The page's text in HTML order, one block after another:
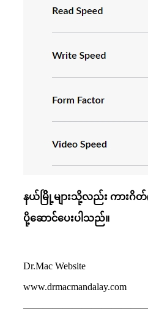
နယ်မြိို့များသို့လည်း ကားဂိတ်(
ပို့ဆောင်ပေးပါသည်။
Dr.Mac Website
www.drmacmandalay.com